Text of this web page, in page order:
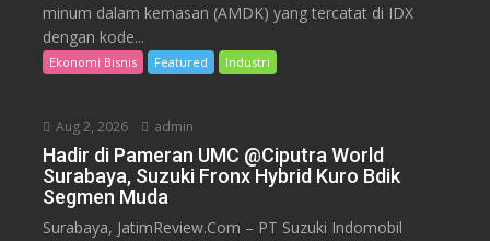
minum dalam kemasan (AMDK) yang tercatat di IDX
dengan kode...
Ekonomi Bisnis Featured Industri
Aug 2, 2026 admin
Hadir di Pameran UMC @Ciputra World
Surabaya, Suzuki Fronx Hybrid Kuro Bdik
Segmen Muda
Surabaya, JatimReview.Com – PT Suzuki Indomobil